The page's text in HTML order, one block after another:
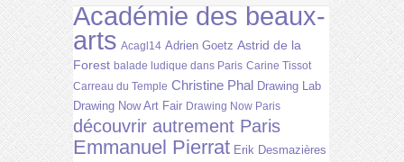
Académie des beaux-
arts Acagl14 Adrien Goetz Astrid de la
Forest balade ludique dans Paris Carine Tissot
Carreau du Temple Christine Phal Drawing Lab
Drawing Now Art Fair Drawing Now Paris
découvrir autrement Paris
Emmanuel Pierrat Erik Desmazières